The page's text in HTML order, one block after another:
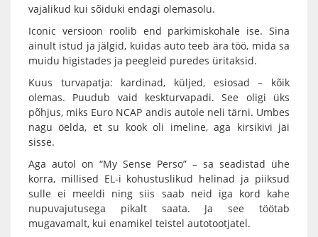
vajalikud kui sõiduki endagi olemasolu.
Iconic versioon roolib end parkimiskohale ise. Sina
ainult istud ja jälgid, kuidas auto teeb ära töö, mida sa
muidu higistades ja peegleid puredes üritaksid.
Kuus turvapatja: kardinad, küljed, esiosad – kõik
olemas. Puudub vaid keskturvapadi. See oligi üks
põhjus, miks Euro NCAP andis autole neli tärni. Umbes
nagu öelda, et su kook oli imeline, aga kirsikivi jäi
sisse.
Aga autol on “My Sense Perso” – sa seadistad ühe
korra, millised EL-i kohustuslikud helinad ja piiksud
sulle ei meeldi ning siis saab neid iga kord kahe
nupuvajutusega pikalt saata. Ja see töötab
mugavamalt, kui enamikel teistel autotootjatel.